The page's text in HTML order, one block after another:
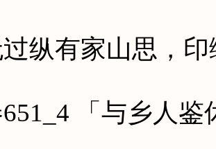
有家山思，印
「与乡人鉴